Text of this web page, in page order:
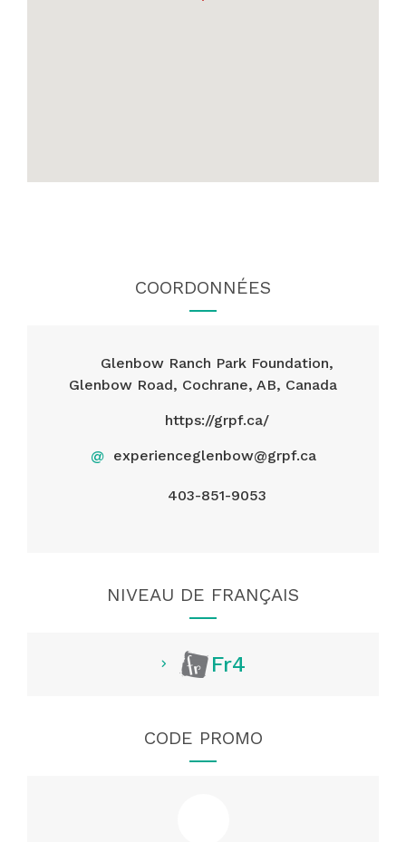
COORDONNÉES
Glenbow Ranch Park Foundation,
Glenbow Road, Cochrane, AB, Canada
https://grpf.ca/
@ experienceglenbow@grpf.ca
403-851-9053
NIVEAU DE FRANÇAIS
Fr4
CODE PROMO